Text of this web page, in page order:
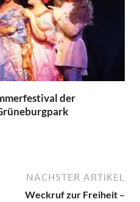
der
NÄCHSTER ARTIKEL
Weckruf zur Freiheit –